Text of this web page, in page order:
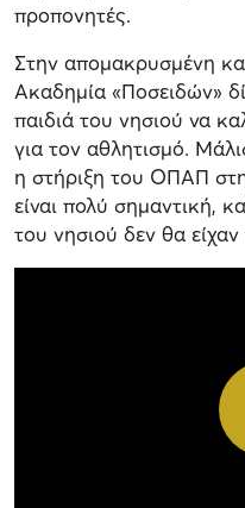
προπονητές.
Στην απομακρυσμένη
Ακαδημία «Ποσειδών»
παιδιά του νησιού να
για τον αθλητισμό.
η στήριξη του ΟΠΑΠ
είναι πολύ σημαντική,
του νησιού δεν θα